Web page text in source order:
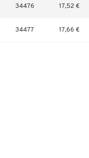
34476 17,52 €
34477 17,66 €